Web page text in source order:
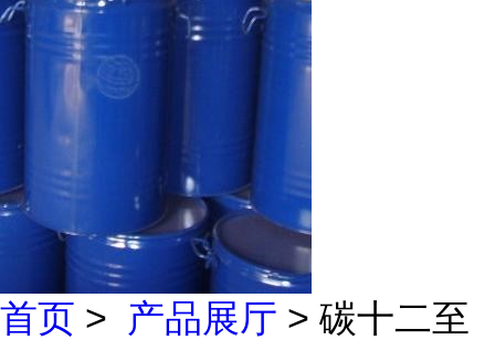
首页 > 产品展厅 > 碳十二至